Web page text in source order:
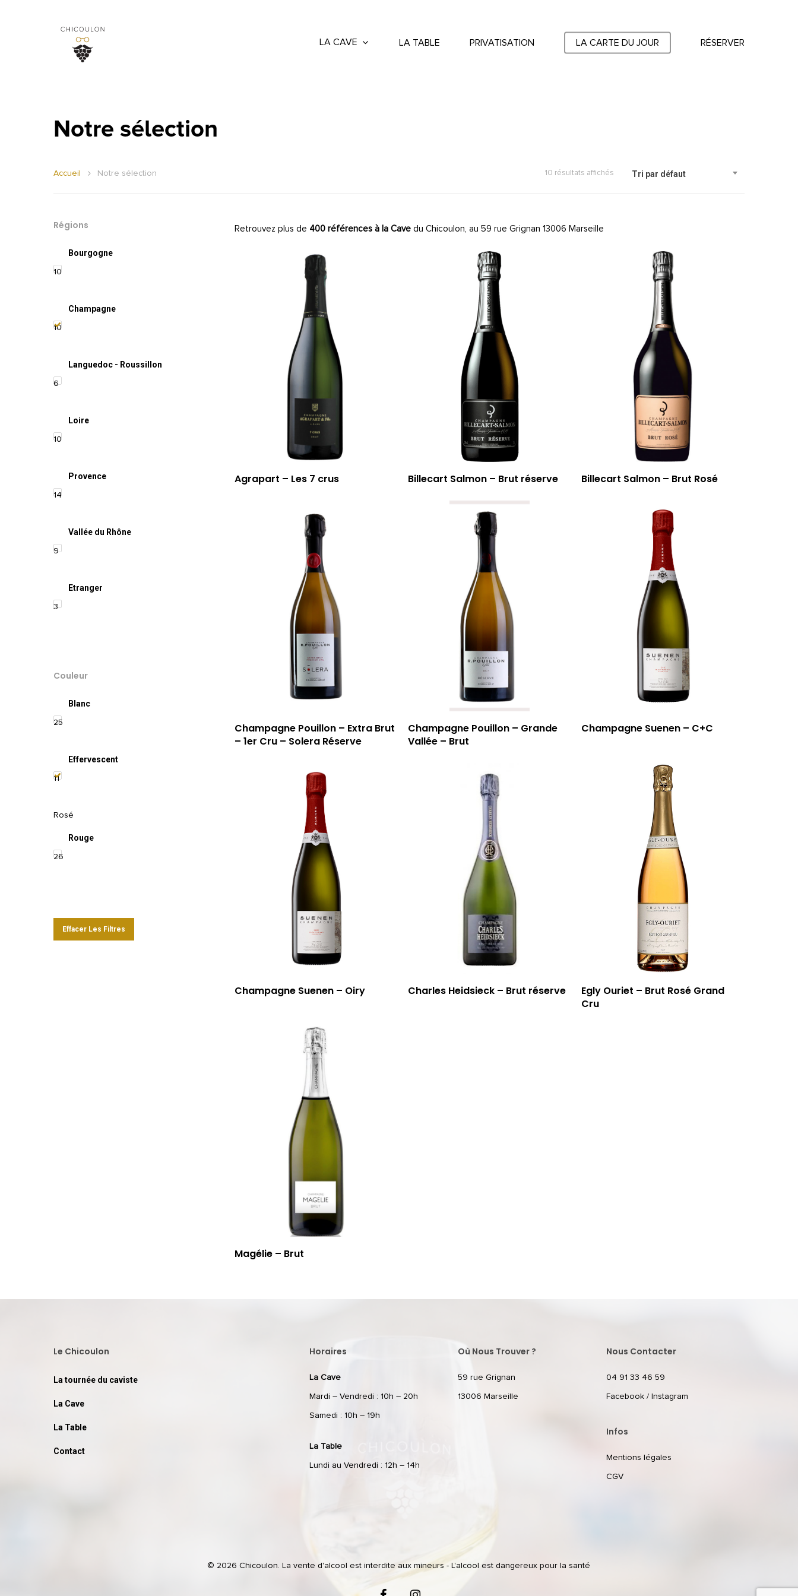
LA CAVE LA TABLE PRIVATISATION LA CARTE DU JOUR RÉSERVER
Notre sélection
Tri par défaut
10 résultats affichés
Accueil Notre sélection
Régions
Bourgogne
10
Champagne
10
Languedoc - Roussillon
6
Loire
10
Provence
14
Vallée du Rhône
9
Etranger
3
Couleur
Blanc
25
Effervescent
11
Rosé
Rouge
26
Effacer Les Filtres
Retrouvez plus de 400 références à la Cave du Chicoulon, au 59 rue Grignan 13006 Marseille
Agrapart – Les 7 crus Billecart Salmon – Brut réserve Billecart Salmon – Brut Rosé
Champagne Pouillon – Extra Brut
– 1er Cru – Solera Réserve
Champagne Pouillon – Grande
Vallée – Brut
Champagne Suenen – C+C
Champagne Suenen – Oiry Charles Heidsieck – Brut réserve
Egly Ouriet – Brut Rosé Grand
Cru
Magélie – Brut
Le Chicoulon
La tournée du caviste
La Cave
La Table
Contact
Horaires
La Cave
Mardi – Vendredi : 10h – 20h
Samedi : 10h – 19h
La Table
Lundi au Vendredi : 12h – 14h
Où Nous Trouver ?
59 rue Grignan
13006 Marseille
Nous Contacter
04 91 33 46 59
Facebook /Instagram
Infos
Mentions légales
CGV
© 2026 Chicoulon. La vente d'alcool est interdite aux mineurs - L'alcool est dangereux pour la santé
59 rue Grignan
13006 Marseille
T: 04 91 33 46 59